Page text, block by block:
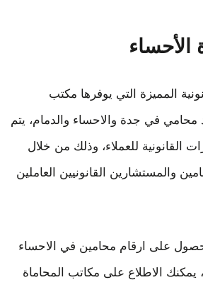
المميزة التي يوفرها مكتب
محامي في جدة والاحساء والدمام، يتم
القانونية للعملاء، وذلك من خلال
والمستشارين القانونيين العاملين
على ارقام محامين في الاحساء
يمكنك الاطلاع على مكاتب المحاماة